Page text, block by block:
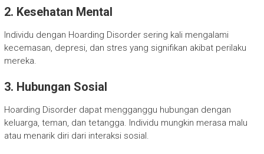
2. Kesehatan Mental
Individu dengan Hoarding Disorder sering kali mengalami
kecemasan, depresi, dan stres yang signifikan akibat perilaku
mereka.
3. Hubungan Sosial
Hoarding Disorder dapat mengganggu hubungan dengan
keluarga, teman, dan tetangga. Individu mungkin merasa malu
atau menarik diri dari interaksi sosial.